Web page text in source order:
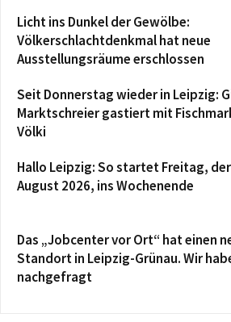
Licht ins Dunkel der Gewölbe:
Völkerschlachtdenkmal hat neue
Ausstellungsräume erschlossen
Seit Donnerstag wieder in Leipzig:
Marktschreier gastiert mit
Völki
Hallo Leipzig: So startet Freitag,
August 2026, ins Wochenende
Das „Jobcenter vor Ort“ hat einen
Standort in Leipzig-Grünau. Wir
nachgefragt